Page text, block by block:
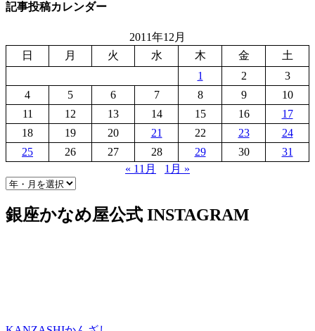
記事投稿カレンダー
2011年12月
日
月 火 水 木 金
土
1
2
3
4
5 6 7 8 9
10
11
12 13 14 15 16
17
18
19 20 21 22 23
24
25
26 27 28 29 30
31
« 11月
1月 »
銀座かなめ屋公式 INSTAGRAM